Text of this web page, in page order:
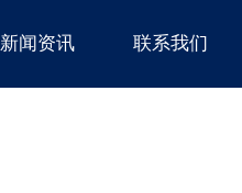
新闻资讯 联系我们